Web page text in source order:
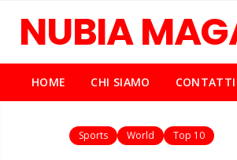
NUBIA
HOME CHI SIAMO CONTATTI
Sports World Top 10